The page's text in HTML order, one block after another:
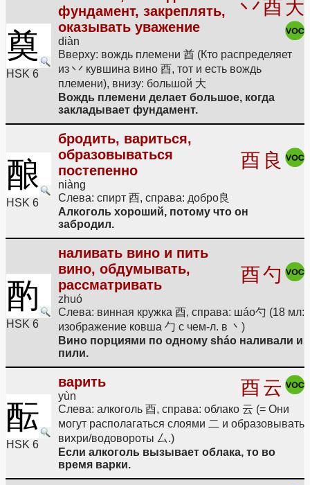
奠
HSK 6
фундамент, закреплять,
оказывать уважение
diàn
丷酉 大
Вверху: вождь племени 酋 (Кто распределяет
из 丷 кувшина вино 酉, тот и есть вождь
племени), внизу: большой 大
Вождь племени делает большое, когда
закладывает фундамент.
酿
HSK 6
бродить, вариться,
образовываться
постепенно
niàng
酉 良
Слева: спирт 酉, справа: добро良
Алкоголь хороший, потому что он
забродил.
酌
HSK 6
наливать вино и пить
вино, обдумывать,
рассматривать
zhuó
酉勺
Слева: винная кружка 酉, справа: шáо勺 (18 мл:
изображение ковша 勹 с чем-л. в 丶)
Вино порциями по одному sháo наливали и
пили.
酝
HSK 6
варить
yùn 酉云
Слева: алкоголь 酉, справа: облако 云 (= Они
могут располагаться слоями 二 и образовывать
вихри/водовороты 厶.)
Если алкоголь вызывает облака, то во
время варки.